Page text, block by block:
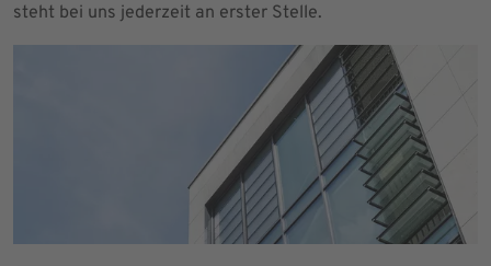
steht bei uns jederzeit an erster Stelle.